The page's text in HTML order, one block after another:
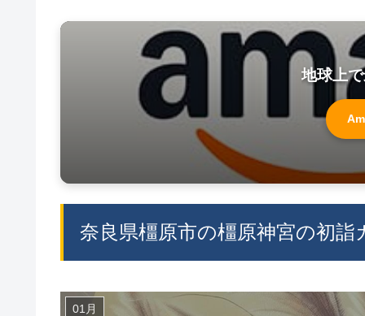
地球上
奈良県橿原市の橿原神宮の初詣
01月